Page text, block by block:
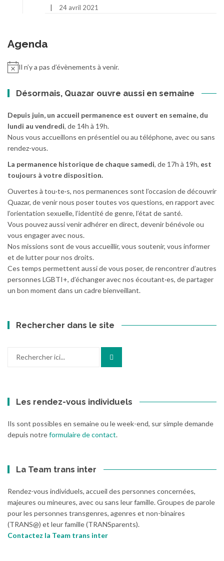
24 avril 2021
Agenda
Il n’y a pas d’évènements à venir.
Désormais, Quazar ouvre aussi en semaine
Depuis juin, un accueil permanence est ouvert en semaine, du
lundi au vendredi, de 14h à 19h.
Nous vous accueillons en présentiel ou au téléphone, avec ou sans
rendez-vous.
La permanence historique de chaque samedi, de 17h à 19h, est
toujours à votre disposition.
Ouvertes à tou·te·s, nos permanences sont l’occasion de découvrir
Quazar, de venir nous poser toutes vos questions, en rapport avec
l’orientation sexuelle, l’identité de genre, l’état de santé.
Vous pouvez aussi venir adhérer en direct, devenir bénévole ou
vous engager avec nous.
Nos missions sont de vous accueillir, vous soutenir, vous informer
et de lutter pour nos droits.
Ces temps permettent aussi de vous poser, de rencontrer d’autres
personnes LGBTI+, d’échanger avec nos écoutant·es, de partager
un bon moment dans un cadre bienveillant.
Rechercher dans le site
Les rendez-vous individuels
Ils sont possibles en semaine ou le week-end, sur simple demande
depuis notreformulaire de contact.
La Team trans inter
Rendez-vous individuels, accueil des personnes concernées,
majeures ou mineures, avec ou sans leur famille. Groupes de parole
pour les personnes transgenres, agenres et non-binaires
(TRANS@) et leur famille (TRANSparents).
Contactez la Team trans inter